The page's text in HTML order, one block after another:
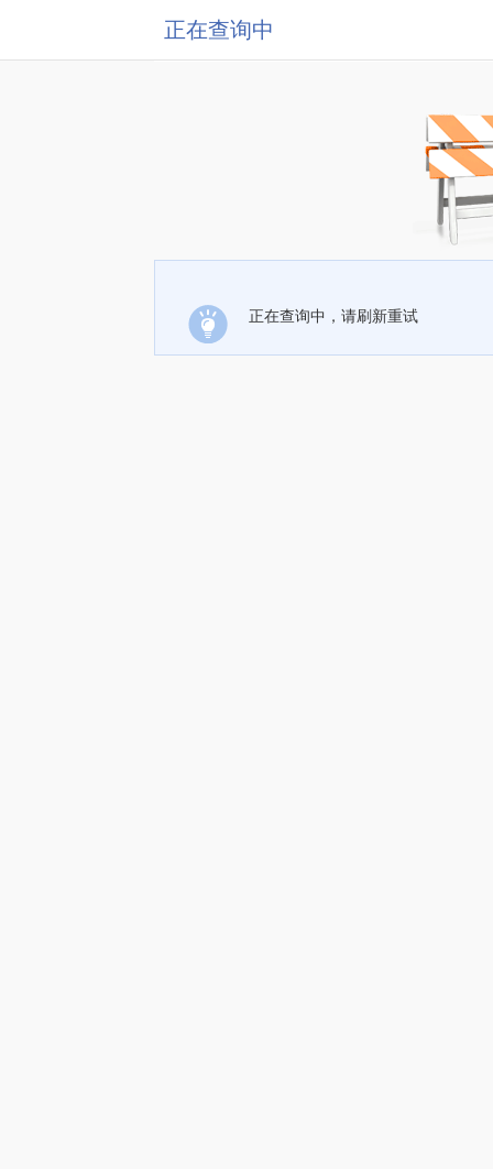
正在查询中
正在查询中，请刷新重试